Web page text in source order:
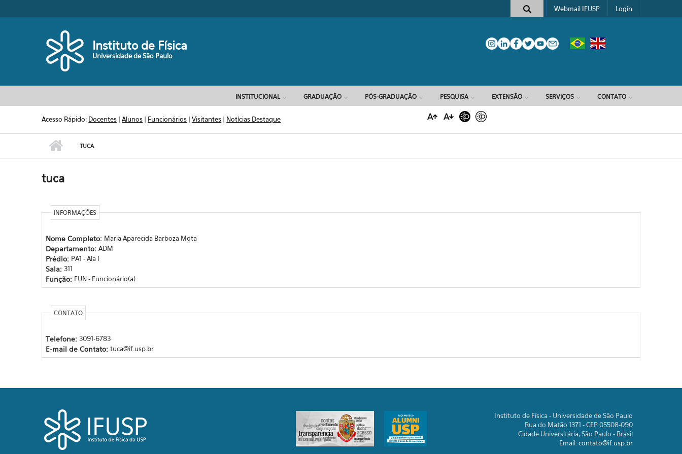
Formulário de busca
Webmail IFUSP Login
Instituto de Física
Universidade de São Paulo
INSTITUCIONAL GRADUAÇÃO PÓS-GRADUAÇÃO PESQUISA EXTENSÃO SERVIÇOS CONTATO
Acesso Rápido: Docentes |Alunos | Funcionários |Visitantes | Notícias Destaque
TUCA
tuca
INFORMAÇÕES
Nome Completo: Maria Aparecida Barboza Mota
Departamento: ADM
Prédio: PA1 - Ala I
Sala: 311
Função: FUN - Funcionário(a)
CONTATO
Telefone: 3091-6783
E-mail de Contato: tuca@if.usp.br
Instituto de Física - Universidade de São Paulo
Rua do Matão 1371 - CEP 05508-090
Cidade Universitária, São Paulo - Brasil
Email:contato@if.usp.br